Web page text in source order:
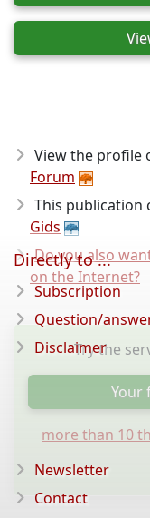
View the profile
Forum
This publication
Gids
Do you also
on the Internet?
Try the
Your
more than 10
Directly to ...
Subscription
Question/
Disclaimer
Newsletter
Contact